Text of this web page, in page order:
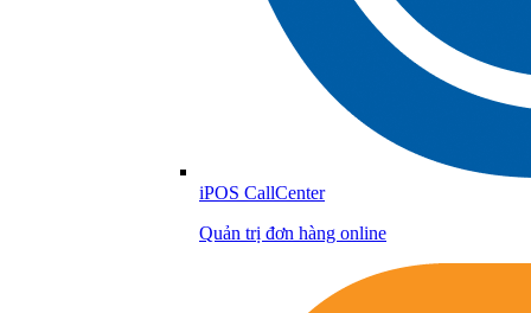
iPOS CallCenter
Quản trị đơn hàng online